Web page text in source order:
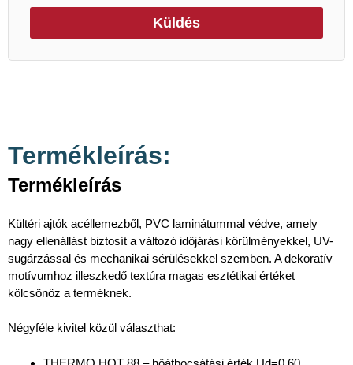
Küldés
Termékleírás:
Termékleírás
Kültéri ajtók acéllemezből, PVC laminátummal védve, amely
nagy ellenállást biztosít a változó időjárási körülményekkel, UV-
sugárzással és mechanikai sérülésekkel szemben. A dekoratív
motívumhoz illeszkedő textúra magas esztétikai értéket
kölcsönöz a terméknek.
Négyféle kivitel közül választhat: